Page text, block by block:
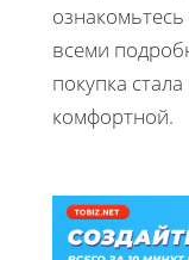
всеми
покупка
комфортной.